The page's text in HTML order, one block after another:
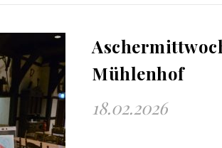
Mühlenhof
18.02.2026